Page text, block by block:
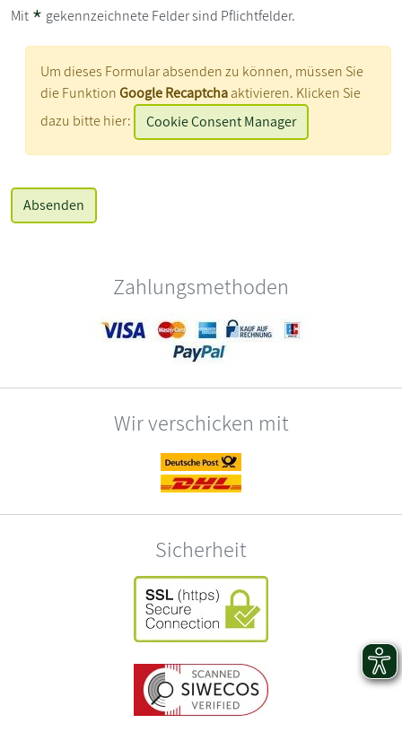
Mit * gekennzeichnete Felder sind Pflichtfelder.
Um dieses Formular absenden zu können, müssen Sie
die FunktionGoogle Recaptchaaktivieren. Klicken Sie
dazu bitte hier:
Cookie Consent Manager
Zahlungsmethoden
Wir verschicken mit
Sicherheit